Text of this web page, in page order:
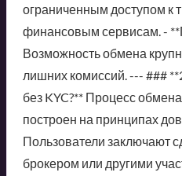
ограниченным доступом к
финансовым сервисам. -
Возможность обмена
лишних комиссий. --- ###
без KYC?** Процесс
построен на принципах
Пользователи заключают
брокером или другими